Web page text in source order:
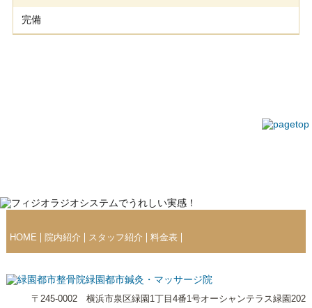
完備
HOME 院内紹介 スタッフ紹介 料金表
〒245-0002 横浜市泉区緑園1丁目4番1号オーシャンテラス緑園202